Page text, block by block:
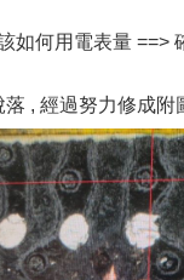
如何用電表量 ==>
, 經過努力修成附